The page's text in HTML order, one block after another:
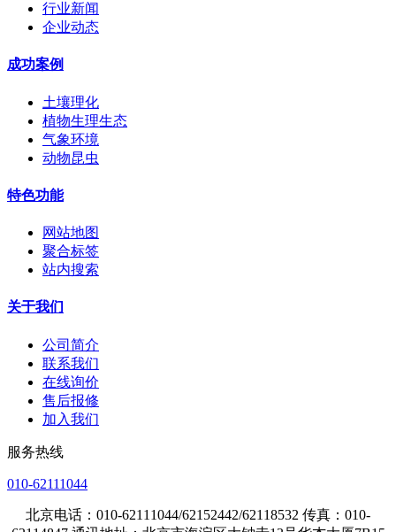
行业新闻
企业动态
成功案例
土壤理化
植物生理生态
气象环境
动物昆虫
特色功能
网站地图
聚合标签
站内搜索
关于我们
公司简介
联系我们
在线询价
售后报修
加入我们
服务热线
010-62111044
北京电话：010-62111044/62152442/62118532 传真：010-